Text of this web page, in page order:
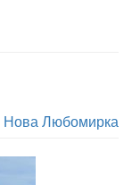
Нова Любомирка